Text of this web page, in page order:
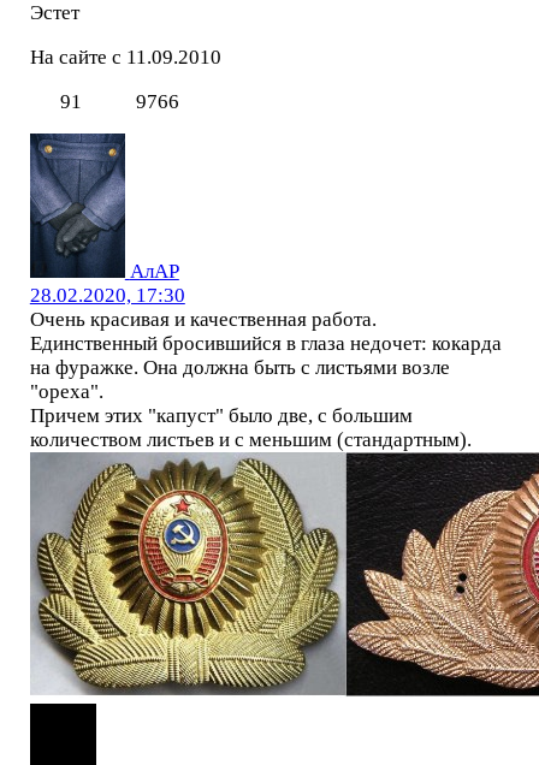
Эстет
На сайте с 11.09.2010
91
9766
АлАР
28.02.2020, 17:30
Очень красивая и качественная работа.
Единственный бросившийся в глаза недочет: кокарда
на фуражке. Она должна быть с листьями возле
"ореха".
Причем этих "капуст" было две, с большим
количеством листьев и с меньшим (стандартным).